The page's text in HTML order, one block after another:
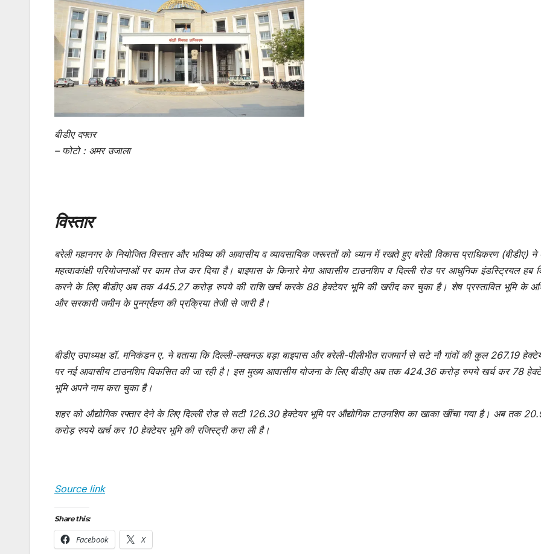
बीडीए दफ्तर
– फोटो : अमर उजाला
विस्तार
बरेली महानगर के नियोजित विस्तार और भविष्य की आवासीय व व्यावसायिक जरूरतों को ध्यान में रखते हुए बरेली विकास प्राधिकरण (बीडीए) ने
महत्वाकांक्षी परियोजनाओं पर काम तेज कर दिया है। बाइपास के किनारे मेगा आवासीय टाउनशिप व दिल्ली रोड पर आधुनिक इंडस्ट्रियल हब
करने के लिए बीडीए अब तक 445.27 करोड़ रुपये की राशि खर्च करके 88 हेक्टेयर भूमि की खरीद कर चुका है। शेष प्रस्तावित भूमि के
और सरकारी जमीन के पुनर्ग्रहण की प्रक्रिया तेजी से जारी है।
बीडीए उपाध्यक्ष डॉ. मनिकंडन ए. ने बताया कि दिल्ली-लखनऊ बड़ा बाइपास और बरेली-पीलीभीत राजमार्ग से सटे नौ गांवों की कुल 267.19
पर नई आवासीय टाउनशिप विकसित की जा रही है। इस मुख्य आवासीय योजना के लिए बीडीए अब तक 424.36 करोड़ रुपये खर्च कर 78
भूमि अपने नाम करा चुका है।
शहर को औद्योगिक रफ्तार देने के लिए दिल्ली रोड से सटी 126.30 हेक्टेयर भूमि पर औद्योगिक टाउनशिप का खाका खींचा गया है। अब तक
करोड़ रुपये खर्च कर 10 हेक्टेयर भूमि की रजिस्ट्री करा ली है।
Source link
Share this:
Facebook X